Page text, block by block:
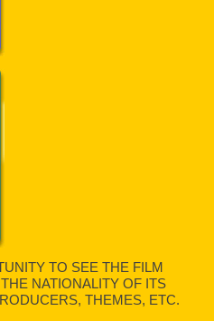
TO SEE THE FILM
NATIONALITY OF ITS
THEMES, ETC.